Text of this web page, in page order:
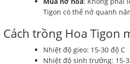
Tigon có thể nở quanh
Cách trồng Hoa Tigon
Nhiệt độ gieo: 15-30 độ C
Nhiệt độ sinh trưởng: 15-